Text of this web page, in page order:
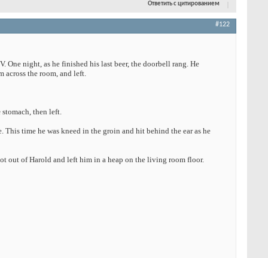
Ответить с цитированием
#122
night, as he finished his last beer, the doorbell rang. He
across the room, and left.
then left.
time he was kneed in the groin and hit behind the ear as he
out of Harold and left him in a heap on the living room floor.